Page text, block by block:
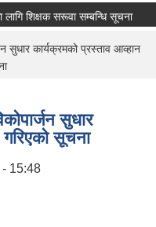
शिक्षक सरूवा सम्बन्धि सूचना
सुधार कार्यक्रमको प्रस्ताव आव्हान
सुधार
सूचना
15:48